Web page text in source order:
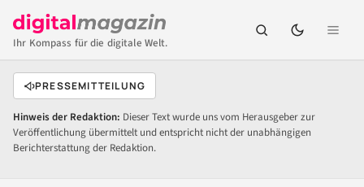
Ihr Kompass für die digitale Welt.
PRESSEMITTEILUNG
Hinweis der Redaktion: Dieser Text wurde uns vom Herausgeber zur
Veröffentlichung übermittelt und entspricht nicht der unabhängigen
Berichterstattung der Redaktion.